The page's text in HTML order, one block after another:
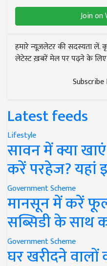
Join on
हमारे न्यूज़लेटर की सदस्यता लें.
लेटेस्ट ख़बरें मेल पर पढ़ने के लिए
Latest feeds
Lifestyle
सावन में क्या
करें परहेज? यहां
Government Scheme
मानसून में करें
सब्सिडी के साथ
Government Scheme
घर खरीदने वालों